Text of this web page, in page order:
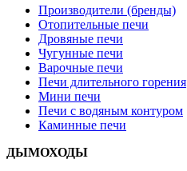
Производители (бренды)
Отопительные печи
Дровяные печи
Чугунные печи
Варочные печи
Печи длительного горения
Мини печи
Печи с водяным контуром
Каминные печи
ДЫМОХОДЫ